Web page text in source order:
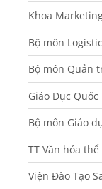
Khoa
Bộ môn
Bộ môn Quản
Giáo Dục
Bộ môn Giáo
TT Văn hóa thể
Viện Đào Tạo